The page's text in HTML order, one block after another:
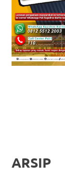
ARSIP